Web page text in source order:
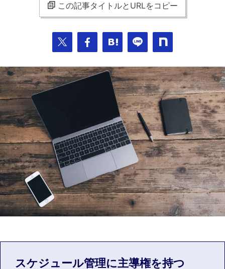
この記事タイトルとURLをコピー
スケジュール管理に主導権を持つ